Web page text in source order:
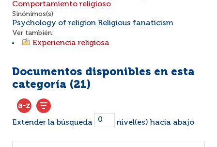
Comportamiento religioso
Sinónimos(s)
Psychology of religion Religious fanaticism
Ver también:
Experiencia religiosa
Documentos disponibles en esta
categoría (21)
Extender la búsqueda nivel(es) hacia abajo